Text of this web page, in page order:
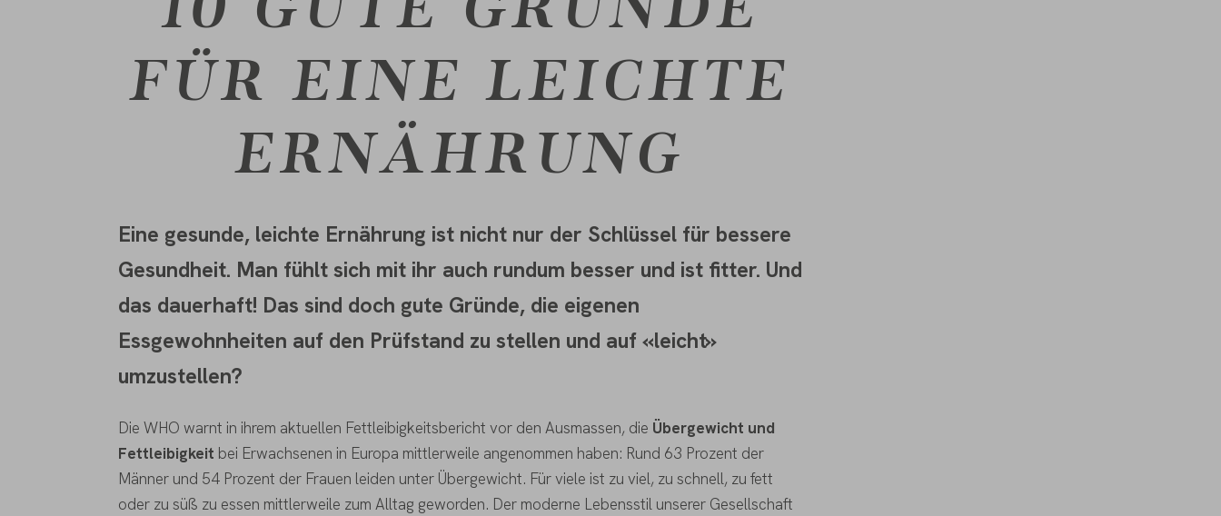
FÜR EINE LEICHTE
ERNÄHRUNG
Eine gesunde, leichte Ernährung ist nicht nur der Schlüssel für bessere
Gesundheit. Man fühlt sich mit ihr auch rundum besser und ist fitter. Und
das dauerhaft! Das sind doch gute Gründe, die eigenen
Essgewohnheiten auf den Prüfstand zu stellen und auf «leicht»
umzustellen?
Die WHO warnt in ihrem aktuellen Fettleibigkeitsbericht vor den Ausmassen, die Übergewicht und
Fettleibigkeit bei Erwachsenen in Europa mittlerweile angenommen haben: Rund 63 Prozent der
Männer und 54 Prozent der Frauen leiden unter Übergewicht. Für viele ist zu viel, zu schnell, zu fett
oder zu süß zu essen mittlerweile zum Alltag geworden. Der moderne Lebensstil unserer Gesellschaft